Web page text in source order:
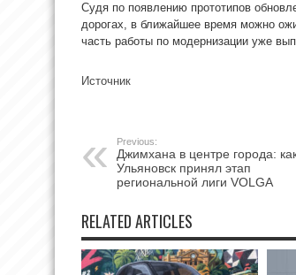
Судя по появлению прототипов
дорогах, в ближайшее время можно
часть работы по модернизации уже
Источник
Previous:
Джимхана в центре города:
Ульяновск принял этап
региональной лиги VOLGA
RELATED ARTICLES